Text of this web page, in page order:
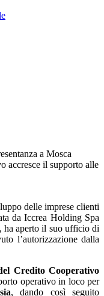
a Mosca
accresce il supporto alle
delle imprese clienti
da Iccrea Holding Spa
ha aperto il suo ufficio di
l’autorizzazione dalla
Credito Cooperativo
operativo in loco per
, dando così seguito